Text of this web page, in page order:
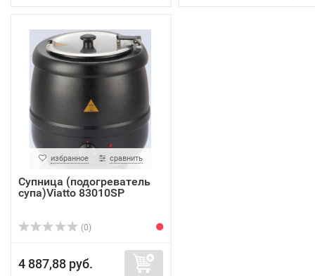
избранное сравнить
Супница (подогреватель
супа)Viatto 83010SP
(0)
4 887,88 руб.